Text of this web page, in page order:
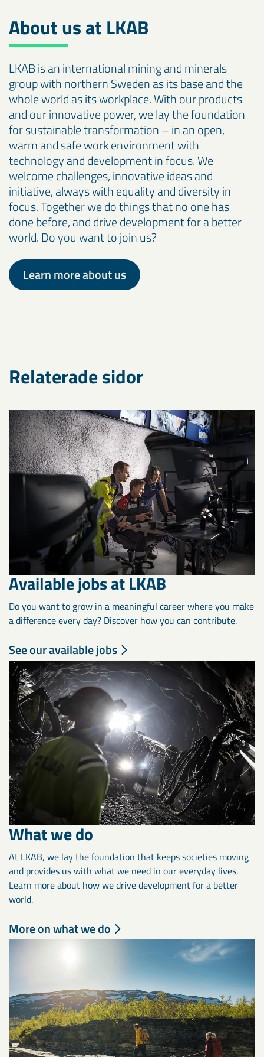
About us at LKAB
LKAB is an international mining and minerals
group with northern Sweden as its base and the
whole world as its workplace. With our products
and our innovative power, we lay the foundation
for sustainable transformation – in an open,
warm and safe work environment with
technology and development in focus. We
welcome challenges, innovative ideas and
initiative, always with equality and diversity in
focus. Together we do things that no one has
done before, and drive development for a better
world. Do you want to join us?
Learn more about us
Relaterade sidor
Available jobs at LKAB
Do you want to grow in a meaningful career where you make
a difference every day? Discover how you can contribute.
See our available jobs
What we do
At LKAB, we lay the foundation that keeps societies moving
and provides us with what we need in our everyday lives.
Learn more about how we drive development for a better
world.
More on what we do